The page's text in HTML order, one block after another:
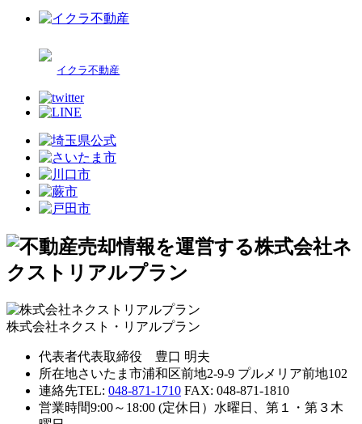
イクラ不動産
株式会社ネクスト・リアルプラン
代表者代表取締役 豊口 明夫
所在地さいたま市浦和区前地2-9-9 プルメリア前地102
連絡先TEL: 048-871-1710 FAX: 048-871-1810
営業時間9:00～18:00 (定休日）水曜日、第１・第３木